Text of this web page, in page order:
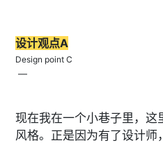
设计观点A
Design point C
—
现在我在一个小巷子里，这
风格。正是因为有了设计师